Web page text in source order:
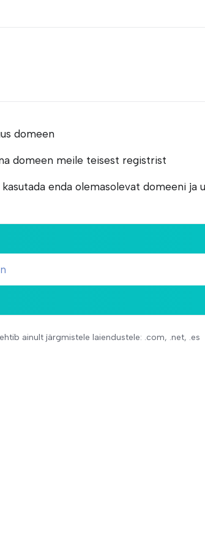
domeen
domeen meile teisest registrist
enda olemasolevat domeeni ja
ainult järgmistele laiendustele: .com, .net, .es